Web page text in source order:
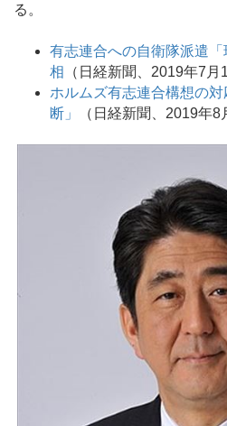
る。
有志連合への自衛隊派遣
相 （日経新聞、2019年7月
ホルムズ有志連合構想の
断」
（日経新聞、2019年8